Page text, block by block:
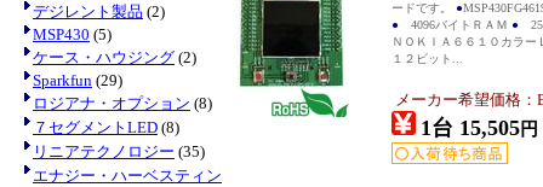
デジレント製品 (2)
MSP430 (5)
ケース・ハウジング (2)
Sparkfun (29)
ロジアナ・オプション (8)
７セグメントLED (8)
リニアテクノロジー (35)
エナジー・ハーベスティン
ードです。 ●
● 4096バイトＲＡＭ ●
ＮＯＫＩＡ６６１０カラー
１２ビット...
メーカー希望価格：
1台 15,505円